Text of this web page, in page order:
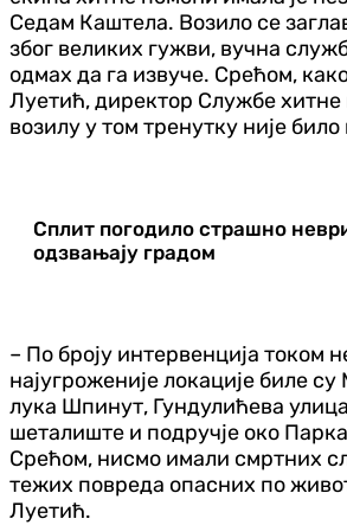
Седам Каштела. Возило се
због великих гужви, вучна
одмах да га извуче. Срећом,
Луетић, директор Службе
возилу у том тренутку није било
Сплит погодило страшно
одзвањају градом
– По броју интервенција током
најугроженије локације биле
лука Шпинут, Гундулићева
шеталиште и подручје око
Срећом, нисмо имали смртних
тежих повреда опасних по
Луетић.